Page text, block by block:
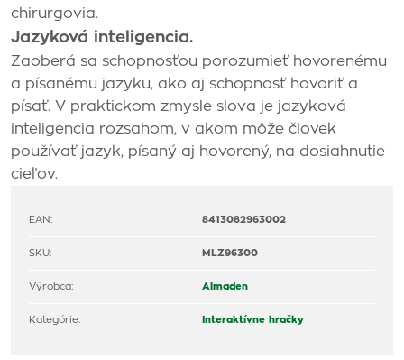
chirurgovia.
Jazyková inteligencia.
Zaoberá sa schopnosťou porozumieť hovorenému
a písanému jazyku, ako aj schopnosť hovoriť a
písať. V praktickom zmysle slova je jazyková
inteligencia rozsahom, v akom môže človek
používať jazyk, písaný aj hovorený, na dosiahnutie
cieľov.
EAN: 8413082963002
SKU: MLZ96300
Výrobca: Almaden
Kategórie: Interaktívne hračky